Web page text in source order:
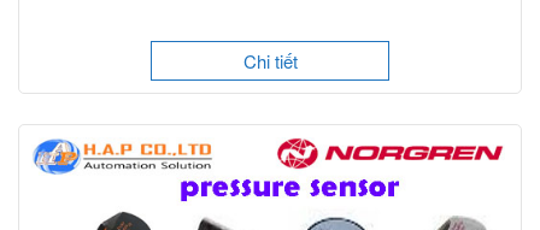
Chi tiết